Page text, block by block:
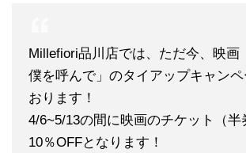
Millefiori品川店では、ただ今、映画
僕を呼んで」のタイアップキャン
おります！
4/6~5/13の間に映画のチケット（半
10％OFFとなります！